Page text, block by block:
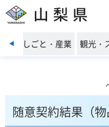
山梨県
前のスライドを表示
境 しごと・産業 観光・
随意契約結果（物